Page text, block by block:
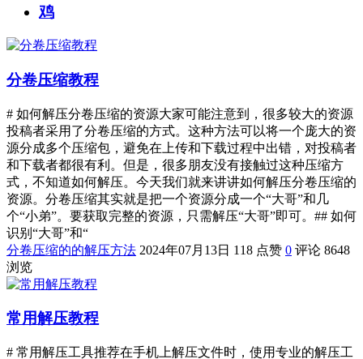
鸡
分卷压缩教程
# 如何解压分卷压缩的资源大家可能注意到，很多较大的资源
投稿者采用了分卷压缩的方式。这种方法可以将一个庞大的资
源分成多个压缩包，避免在上传和下载过程中出错，对投稿者
和下载者都很有利。但是，很多朋友没有接触过这种压缩方
式，不知道如何解压。今天我们就来讲讲如何解压分卷压缩的
资源。分卷压缩其实就是把一个资源分成一个“大哥”和几
个“小弟”。要获取完整的资源，只需解压“大哥”即可。## 如何
识别“大哥”和“
分卷压缩的的解压方法 2024年07月13日 118 点赞 0 评论 8648
浏览
常用解压教程
# 常用解压工具推荐在手机上解压文件时，使用专业的解压工